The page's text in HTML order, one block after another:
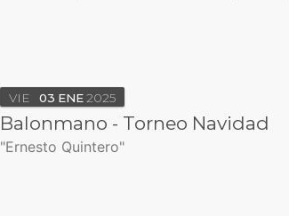
VIE 03 ENE 2025
Balonmano - Torneo Navidad
"Ernesto Quintero"